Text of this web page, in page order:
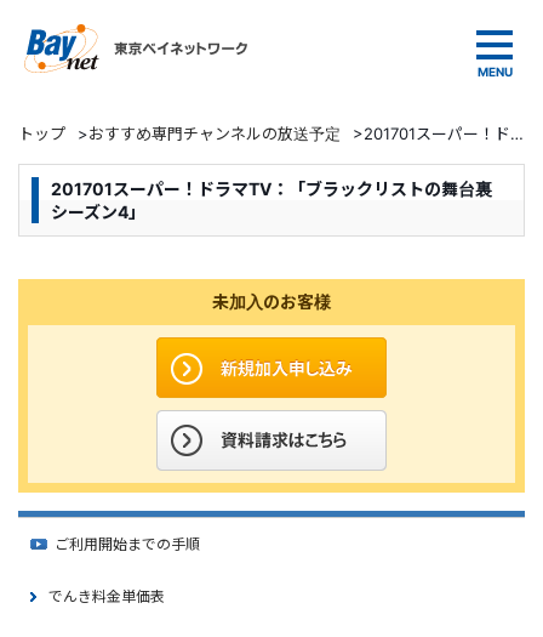
トップ >おすすめ専門チャンネルの放送予定 >201701スーパー！ドラマTV：「ブラックリストの舞台裏 シーズン4」
201701スーパー！ドラマTV：「ブラックリストの舞台裏
シーズン4」
未加入のお客様
ご利用開始までの手順
でんき料金単価表